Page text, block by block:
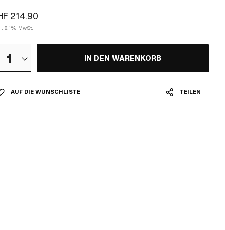
214.90
8.1% MwSt.
1 IN DEN WARENKORB
AUF DIE WUNSCHLISTE TEILEN